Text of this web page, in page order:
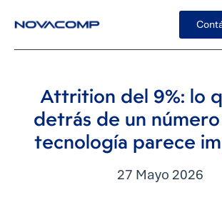
Attrition del 9%: lo
detrás de un
tecnología parece
27 Mayo 2026